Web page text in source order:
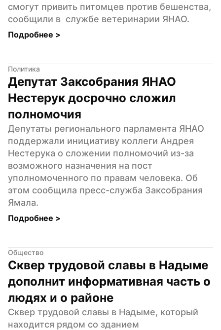
смогут привить питомцев против бешенства,
сообщили в  службе ветеринарии ЯНАО.
Подробнее >
Политика
Депутат Заксобрания ЯНАО
Нестерук досрочно сложил
полномочия
Депутаты регионального парламента ЯНАО
поддержали инициативу коллеги Андрея
Нестерука о сложении полномочий из-за
возможного назначения на пост
уполномоченного по правам человека. Об
этом сообщила пресс-служба Заксобрания
Ямала.
Подробнее >
Общество
Сквер трудовой славы в Надыме
дополнит информативная часть о
людях и о районе
Сквер трудовой славы в Надыме, который
находится рядом со зданием